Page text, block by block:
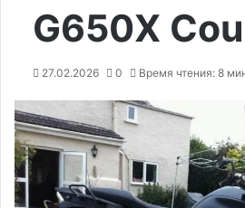
G650X
27.02.2026 0 Время чтения: 8